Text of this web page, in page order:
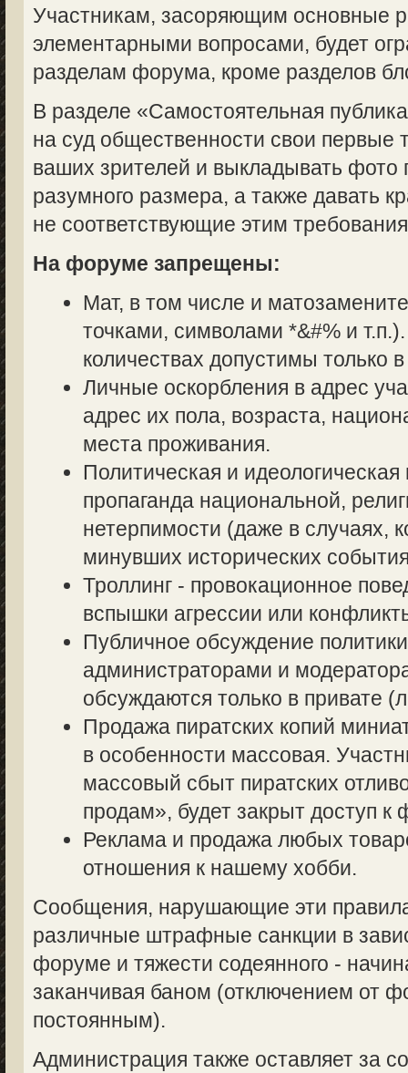
Участникам, засоряющим основные
элементарными вопросами, будет
разделам форума, кроме разделов
В разделе «Самостоятельная
на суд общественности свои первые
ваших зрителей и выкладывать фото
разумного размера, а также давать
не соответствующие этим
На форуме запрещены:
Мат, в том числе и
точками, символами *&#% и
количествах допустимы только
Личные оскорбления в адрес
адрес их пола, возраста,
места проживания.
Политическая и
пропаганда национальной,
нетерпимости (даже в случаях,
минувших исторических
Троллинг - провокационное
вспышки агрессии или
Публичное обсуждение
администраторами и
обсуждаются только в привате
Продажа пиратских копий
в особенности массовая.
массовый сбыт пиратских
продам», будет закрыт доступ к
Реклама и продажа любых
отношения к нашему хобби.
Сообщения, нарушающие эти
различные штрафные санкции в
форуме и тяжести содеянного -
заканчивая баном (отключением от
постоянным).
Администрация также оставляет за